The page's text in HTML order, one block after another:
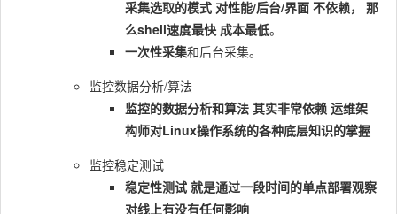
采集选取的模式 对性能/后台/界⾯ 不依赖， 那
么shell速度最快 成本最低。
⼀次性采集和后台采集。
监控数据分析/算法
监控的数据分析和算法 其实⾮常依赖 运维架
构师对Linux操作系统的各种底层知识的掌握
监控稳定测试
稳定性测试 就是通过⼀段时间的单点部署观察
对线上有没有任何影响